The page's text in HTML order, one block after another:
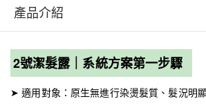
產品介紹
2號潔髮露｜系統方案第一步驟
➤ 適用對象：原生無進行染燙髮質、髮況明